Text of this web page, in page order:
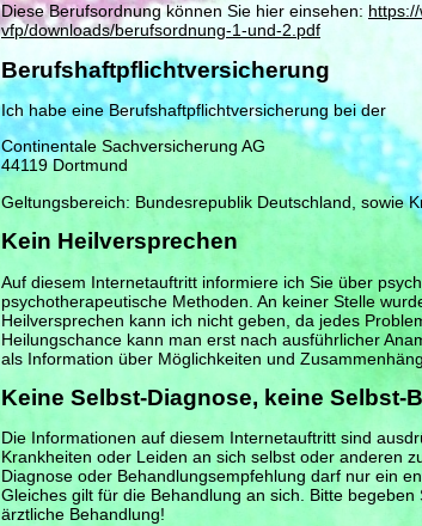
Diese Berufsordnung können Sie hier einsehen:
vfp/downloads/berufsordnung-1-und-2.pdf
Berufshaftpflichtversicherung
Ich habe eine Berufshaftpflichtversicherung bei der
Continentale Sachversicherung AG
44119 Dortmund
Geltungsbereich: Bundesrepublik Deutschland, sowie
Kein Heilversprechen
Auf diesem Internetauftritt informiere ich Sie über
psychotherapeutische Methoden. An keiner Stelle
Heilversprechen kann ich nicht geben, da jedes
Heilungschance kann man erst nach ausführlicher
als Information über Möglichkeiten und
Keine Selbst-Diagnose, keine Selbst-
Die Informationen auf diesem Internetauftritt sind
Krankheiten oder Leiden an sich selbst oder anderen
Diagnose oder Behandlungsempfehlung darf nur ein
Gleiches gilt für die Behandlung an sich. Bitte
ärztliche Behandlung!